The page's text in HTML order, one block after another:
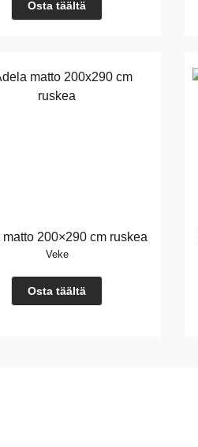
Osta täältä
200×290 cm ruskea
Veke
Osta täältä